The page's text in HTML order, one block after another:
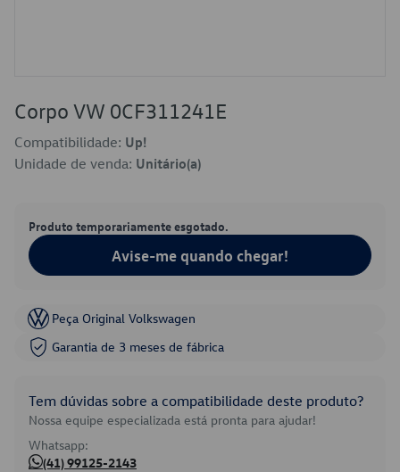
Corpo VW 0CF311241E
Compatibilidade: Up!
Unidade de venda: Unitário(a)
Produto temporariamente esgotado.
Avise-me quando chegar!
Peça Original Volkswagen
Garantia de 3 meses de fábrica
Tem dúvidas sobre a compatibilidade deste produto?
Nossa equipe especializada está pronta para ajudar!
Whatsapp:
(41) 99125-2143